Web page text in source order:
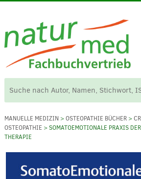
MANUELLE MEDIZIN >OSTEOPATHIE BÜCHER>
OSTEOPATHIE > SOMATOEMOTIONALE PRAXIS
THERAPIE